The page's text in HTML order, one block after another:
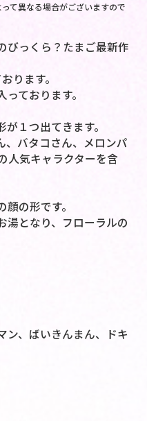
て異なる場合がございますので
びっくら？たまご最新作
ります。
ております。
１つ出てきます。
、バタコさん、メロンパ
人気キャラクターを含
の形です。
湯となり、フローラルの
ン、ばいきんまん、ドキ